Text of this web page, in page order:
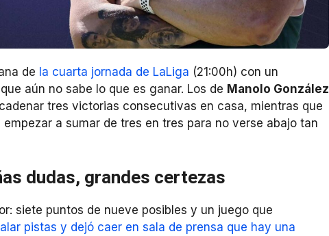
de la cuarta jornada de LaLiga (21:00h) con un
que aún no sabe lo que es ganar. Los de Manolo González
tres victorias consecutivas en casa, mientras que
a sumar de tres en tres para no verse abajo tan
dudas, grandes certezas
siete puntos de nueve posibles y un juego que
pistas y dejó caer en sala de prensa que hay una